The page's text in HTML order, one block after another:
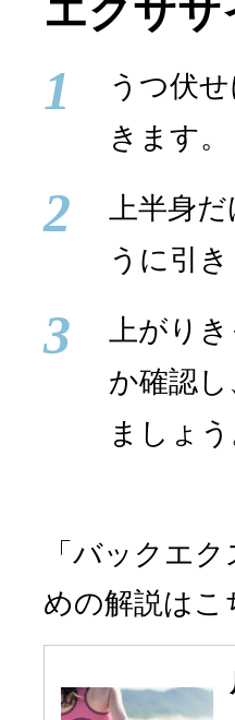
エクサ
1
うつ伏
きます。
2
上半身
うに引き
3
上がり
か確認
ましょう
「バックエ
めの解説はこ